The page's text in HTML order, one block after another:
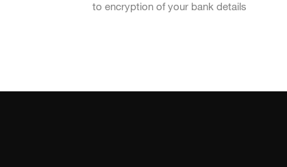
to encryption of your bank details